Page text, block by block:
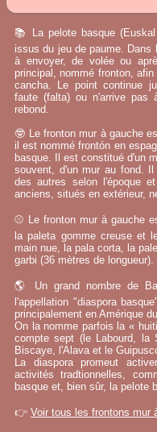
📚 La pelote basque
issus du jeu de paume.
à envoyer, de volée ou
principal, nommé fronton,
cancha. Le point continue
faute (falta) ou n'arrive pas
rebond.
🤓 Le fronton mur à gauche
il est nommé frontón en
basque. Il est constitué d'un
souvent, d'un mur au fond.
des autres selon l'époque
anciens, situés en extérieur,
⚾ Le fronton mur à gauche
la paleta gomme creuse et
main nue, la pala corta, la
garbi (36 mètres de longueur).
🌎 Un grand nombre de
l'appellation "diaspora
principalement en Amérique
On la nomme parfois la «
compte sept (le Labourd, la
Biscaye, l'Alava et le
La diaspora promeut
activités tradtionnelles,
basque et, bien sûr, la pelote
👉 Voir tous les frontons mur